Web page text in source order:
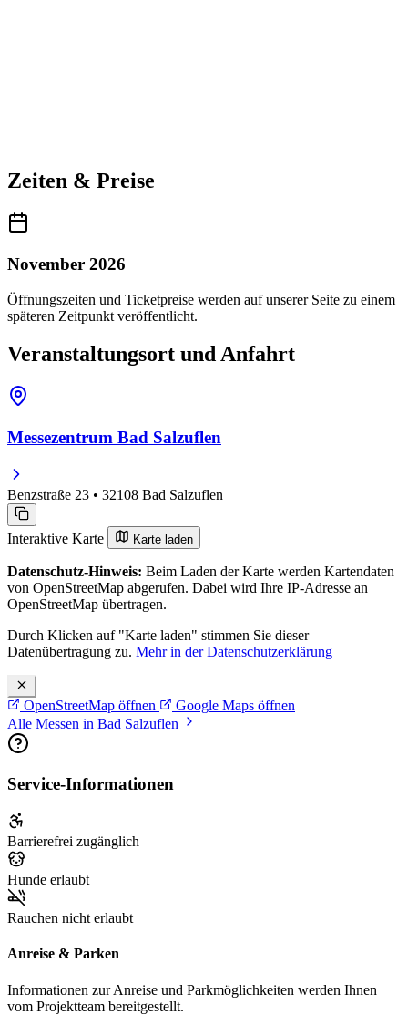
Zeiten & Preise
November 2026
Öffnungszeiten und Ticketpreise werden auf unserer Seite zu einem
späteren Zeitpunkt veröffentlicht.
Veranstaltungsort und Anfahrt
Messezentrum Bad Salzuflen
Benzstraße 23 • 32108 Bad Salzuflen
Interaktive Karte Karte laden
Datenschutz-Hinweis: Beim Laden der Karte werden Kartendaten
von OpenStreetMap abgerufen. Dabei wird Ihre IP-Adresse an
OpenStreetMap übertragen.
Durch Klicken auf "Karte laden" stimmen Sie dieser
Datenübertragung zu. Mehr in der Datenschutzerklärung
OpenStreetMap öffnen
Google Maps öffnen
Alle Messen in Bad Salzuflen
Service-Informationen
Barrierefrei zugänglich
Hunde erlaubt
Rauchen nicht erlaubt
Anreise & Parken
Informationen zur Anreise und Parkmöglichkeiten werden Ihnen
vom Projektteam bereitgestellt.